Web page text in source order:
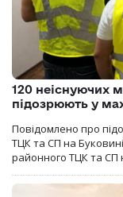
120 неіснуючих
підозрюють у
Повідомлено про
ТЦК та СП на
районного ТЦК та СП